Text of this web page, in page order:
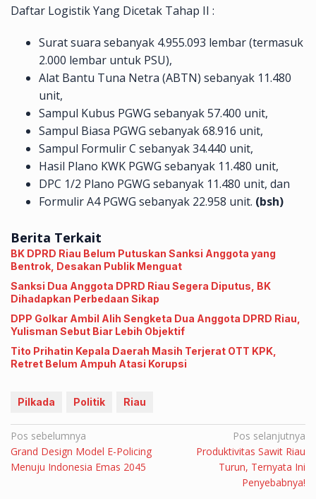
Daftar Logistik Yang Dicetak Tahap II :
Surat suara sebanyak 4.955.093 lembar (termasuk
2.000 lembar untuk PSU),
Alat Bantu Tuna Netra (ABTN) sebanyak 11.480
unit,
Sampul Kubus PGWG sebanyak 57.400 unit,
Sampul Biasa PGWG sebanyak 68.916 unit,
Sampul Formulir C sebanyak 34.440 unit,
Hasil Plano KWK PGWG sebanyak 11.480 unit,
DPC 1/2 Plano PGWG sebanyak 11.480 unit, dan
Formulir A4 PGWG sebanyak 22.958 unit. (bsh)
Berita Terkait
BK DPRD Riau Belum Putuskan Sanksi Anggota yang
Bentrok, Desakan Publik Menguat
Sanksi Dua Anggota DPRD Riau Segera Diputus, BK
Dihadapkan Perbedaan Sikap
DPP Golkar Ambil Alih Sengketa Dua Anggota DPRD Riau,
Yulisman Sebut Biar Lebih Objektif
Tito Prihatin Kepala Daerah Masih Terjerat OTT KPK,
Retret Belum Ampuh Atasi Korupsi
Pilkada Politik Riau
Navigasi
pos
Pos sebelumnya
Grand Design Model E-Policing
Menuju Indonesia Emas 2045
Pos selanjutnya
Produktivitas Sawit Riau
Turun, Ternyata Ini
Penyebabnya!